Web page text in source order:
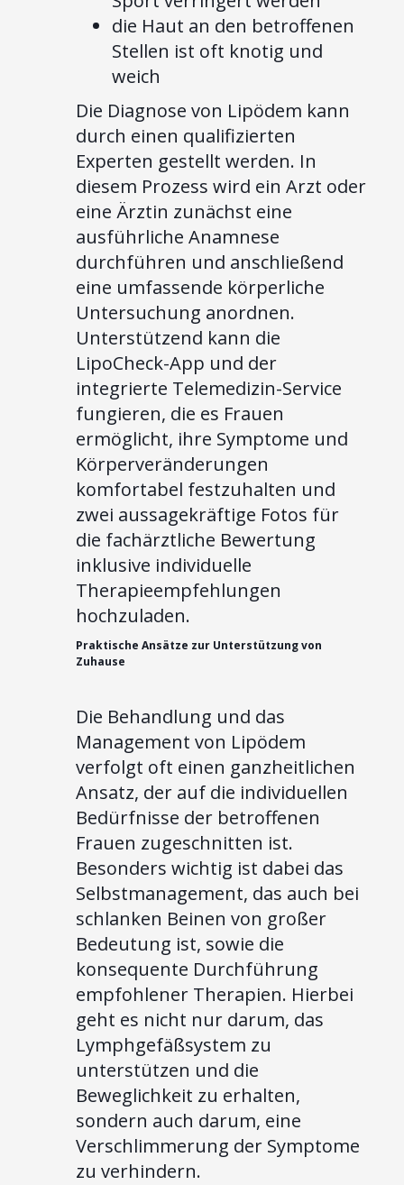
die Haut an den betroffenen
Stellen ist oft knotig und
weich
Die Diagnose von Lipödem kann
durch einen qualifizierten
Experten gestellt werden. In
diesem Prozess wird ein Arzt oder
eine Ärztin zunächst eine
ausführliche Anamnese
durchführen und anschließend
eine umfassende körperliche
Untersuchung anordnen.
Unterstützend kann die
LipoCheck-App und der
integrierte Telemedizin-Service
fungieren, die es Frauen
ermöglicht, ihre Symptome und
Körperveränderungen
komfortabel festzuhalten und
zwei aussagekräftige Fotos für
die fachärztliche Bewertung
inklusive individuelle
Therapieempfehlungen
hochzuladen.
Praktische Ansätze zur Unterstützung von
Zuhause
Die Behandlung und das
Management von Lipödem
verfolgt oft einen ganzheitlichen
Ansatz, der auf die individuellen
Bedürfnisse der betroffenen
Frauen zugeschnitten ist.
Besonders wichtig ist dabei das
Selbstmanagement, das auch bei
schlanken Beinen von großer
Bedeutung ist, sowie die
konsequente Durchführung
empfohlener Therapien. Hierbei
geht es nicht nur darum, das
Lymphgefäßsystem zu
unterstützen und die
Beweglichkeit zu erhalten,
sondern auch darum, eine
Verschlimmerung der Symptome
zu verhindern.